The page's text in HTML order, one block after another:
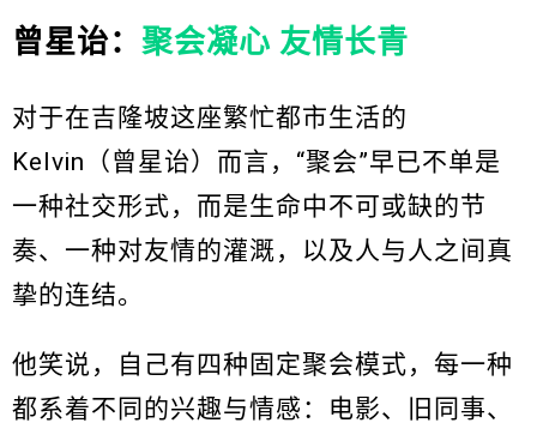
曾星诒： 聚会凝心 友情长青
对于在吉隆坡这座繁忙都市生活的
Kelvin（曾星诒）而言，“聚会”早已不单是
一种社交形式，而是生命中不可或缺的节
奏、一种对友情的灌溉，以及人与人之间真
挚的连结。
他笑说，自己有四种固定聚会模式，每一种
都系着不同的兴趣与情感：电影、旧同事、